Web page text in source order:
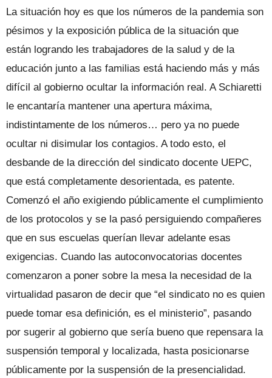
La situación hoy es que los números de la pandemia son
pésimos y la exposición pública de la situación que
están logrando les trabajadores de la salud y de la
educación junto a las familias está haciendo más y más
difícil al gobierno ocultar la información real. A Schiaretti
le encantaría mantener una apertura máxima,
indistintamente de los números… pero ya no puede
ocultar ni disimular los contagios. A todo esto, el
desbande de la dirección del sindicato docente UEPC,
que está completamente desorientada, es patente.
Comenzó el año exigiendo públicamente el cumplimiento
de los protocolos y se la pasó persiguiendo compañeres
que en sus escuelas querían llevar adelante esas
exigencias. Cuando las autoconvocatorias docentes
comenzaron a poner sobre la mesa la necesidad de la
virtualidad pasaron de decir que “el sindicato no es quien
puede tomar esa definición, es el ministerio”, pasando
por sugerir al gobierno que sería bueno que repensara la
suspensión temporal y localizada, hasta posicionarse
públicamente por la suspensión de la presencialidad.